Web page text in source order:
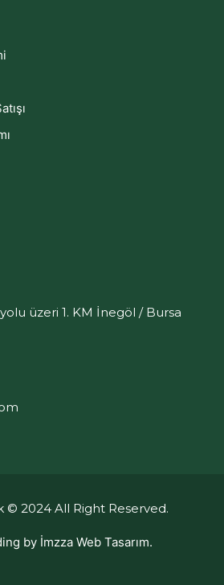
üzeri 1. KM İnegöl / Bursa
© 2024 All Right Reserved.
by İmzza Web Tasarım.